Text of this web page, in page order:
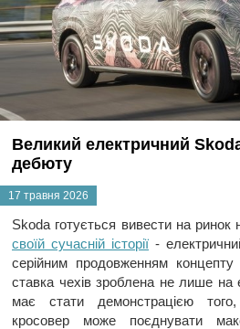
Великий електричний
дебюту
17 травня 2026
Skoda готується вивести на ринок
своїй сучасній історії -
серійним продовженням
ставка чехів зроблена не лише на
має стати демонстрацією
кросовер може поєднувати